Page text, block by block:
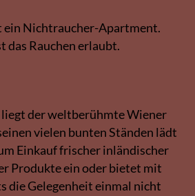
ein Nichtraucher-Apartment.
das Rauchen erlaubt.
der weltberühmte Wiener
vielen bunten Ständen lädt
Einkauf frischer inländischer
Produkte ein oder bietet mit
die Gelegenheit einmal nicht